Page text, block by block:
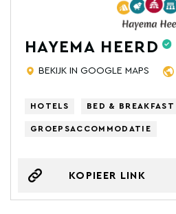
HAYEMA HEERD
BEKIJK IN GOOGLE MAPS
HOTELS BED & BREAKFAST
GROEPSACCOMMODATIE
KOPIEER LINK